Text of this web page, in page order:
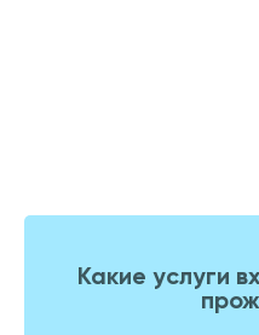
Какие услуги